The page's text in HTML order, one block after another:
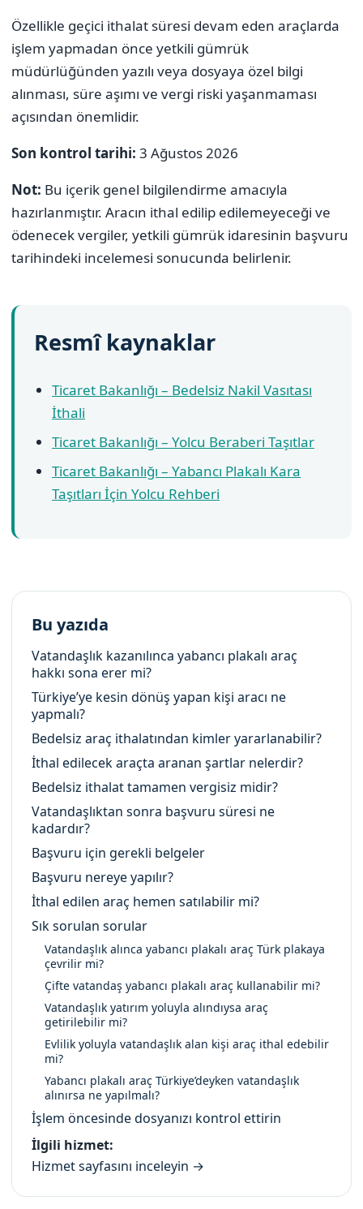
Özellikle geçici ithalat süresi devam eden araçlarda
işlem yapmadan önce yetkili gümrük
müdürlüğünden yazılı veya dosyaya özel bilgi
alınması, süre aşımı ve vergi riski yaşanmaması
açısından önemlidir.
Son kontrol tarihi: 3 Ağustos 2026
Not: Bu içerik genel bilgilendirme amacıyla
hazırlanmıştır. Aracın ithal edilip edilemeyeceği ve
ödenecek vergiler, yetkili gümrük idaresinin başvuru
tarihindeki incelemesi sonucunda belirlenir.
Resmî kaynaklar
Ticaret Bakanlığı – Bedelsiz Nakil Vasıtası
İthali
Ticaret Bakanlığı – Yolcu Beraberi Taşıtlar
Ticaret Bakanlığı – Yabancı Plakalı Kara
Taşıtları İçin Yolcu Rehberi
Bu yazıda
Vatandaşlık kazanılınca yabancı plakalı araç
hakkı sona erer mi?
Türkiye’ye kesin dönüş yapan kişi aracı ne
yapmalı?
Bedelsiz araç ithalatından kimler yararlanabilir?
İthal edilecek araçta aranan şartlar nelerdir?
Bedelsiz ithalat tamamen vergisiz midir?
Vatandaşlıktan sonra başvuru süresi ne
kadardır?
Başvuru için gerekli belgeler
Başvuru nereye yapılır?
İthal edilen araç hemen satılabilir mi?
Sık sorulan sorular
Vatandaşlık alınca yabancı plakalı araç Türk plakaya
çevrilir mi?
Çifte vatandaş yabancı plakalı araç kullanabilir mi?
Vatandaşlık yatırım yoluyla alındıysa araç
getirilebilir mi?
Evlilik yoluyla vatandaşlık alan kişi araç ithal edebilir
mi?
Yabancı plakalı araç Türkiye’deyken vatandaşlık
alınırsa ne yapılmalı?
İşlem öncesinde dosyanızı kontrol ettirin
İlgili hizmet:
Hizmet sayfasını inceleyin →